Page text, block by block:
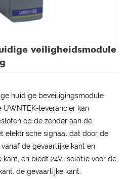
veiligheidsmodule
huidige beveiligingsmodule
UWNTEK-leverancier kan
op de zender aan de
elektrische signaal dat door de
de gevaarlijke kant en
en biedt 24V-isolatie voor de
de gevaarlijke kant.